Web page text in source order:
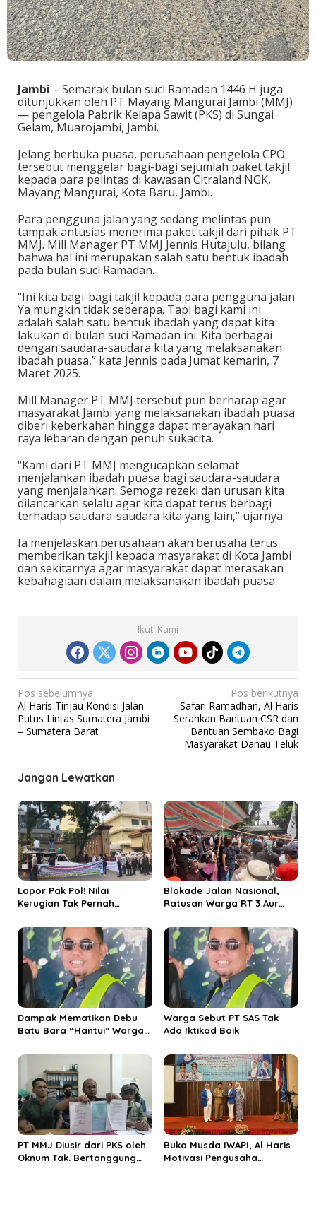
Jambi – Semarak bulan suci Ramadan 1446 H juga
ditunjukkan oleh PT Mayang Mangurai Jambi (MMJ)
— pengelola Pabrik Kelapa Sawit (PKS) di Sungai
Gelam, Muarojambi, Jambi.
Jelang berbuka puasa, perusahaan pengelola CPO
tersebut menggelar bagi-bagi sejumlah paket takjil
kepada para pelintas di kawasan Citraland NGK,
Mayang Mangurai, Kota Baru, Jambi.
Para pengguna jalan yang sedang melintas pun
tampak antusias menerima paket takjil dari pihak PT
MMJ. Mill Manager PT MMJ Jennis Hutajulu, bilang
bahwa hal ini merupakan salah satu bentuk ibadah
pada bulan suci Ramadan.
“Ini kita bagi-bagi takjil kepada para pengguna jalan.
Ya mungkin tidak seberapa. Tapi bagi kami ini
adalah salah satu bentuk ibadah yang dapat kita
lakukan di bulan suci Ramadan ini. Kita berbagai
dengan saudara-saudara kita yang melaksanakan
ibadah puasa,” kata Jennis pada Jumat kemarin, 7
Maret 2025.
Mill Manager PT MMJ tersebut pun berharap agar
masyarakat Jambi yang melaksanakan ibadah puasa
diberi keberkahan hingga dapat merayakan hari
raya lebaran dengan penuh sukacita.
“Kami dari PT MMJ mengucapkan selamat
menjalankan ibadah puasa bagi saudara-saudara
yang menjalankan. Semoga rezeki dan urusan kita
dilancarkan selalu agar kita dapat terus berbagi
terhadap saudara-saudara kita yang lain,” ujarnya.
Ia menjelaskan perusahaan akan berusaha terus
memberikan takjil kepada masyarakat di Kota Jambi
dan sekitarnya agar masyarakat dapat merasakan
kebahagiaan dalam melaksanakan ibadah puasa.
Ikuti Kami
N
a
v
g
s
i
p
o
s
Pos sebelumnya
Al Haris Tinjau Kondisi Jalan
Putus Lintas Sumatera Jambi
– Sumatera Barat
Pos berikutnya
Safari Ramadhan, Al Haris
Serahkan Bantuan CSR dan
Bantuan Sembako Bagi
Masyarakat Danau Teluk
Jangan Lewatkan
Lapor Pak Pol! Nilai
Kerugian Tak Pernah
Diduga Digeser Buat Tutupi
Insiden Saldo Raib Nasabah
Bank Jambi
Blokade Jalan Nasional,
Ratusan Warga RT 3 Aur
Stockpile RMK Energy PT
SAS
Dampak Mematikan Debu
Batu Bara “Hantui” Warga
Warga Sebut PT SAS Tak
Ada Iktikad Baik
PT MMJ Diusir dari PKS oleh
Oknum Tak. Bertanggung
Buka Musda IWAPI, Al Haris
Motivasi Pengusaha